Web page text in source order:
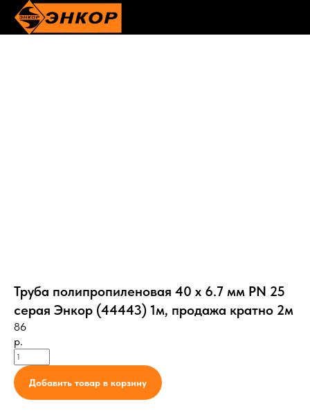
Труба полипропиленовая 40 х 6.7 мм PN 25
серая Энкор (44443) 1м, продажа кратно 2м
86
р.
Добавить товар в корзину